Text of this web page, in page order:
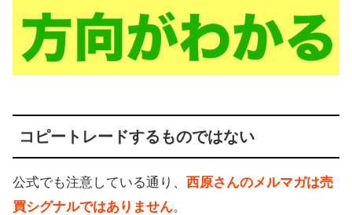
コピートレードするものではない
公式でも注意している通り、 西原さんのメルマガは売
買シグナルではありません。